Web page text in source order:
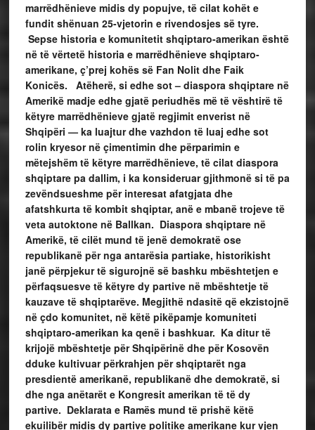
marrëdhënieve midis dy popujve, të cilat kohët e
fundit shënuan 25-vjetorin e rivendosjes së tyre.
Sepse historia e komunitetit shqiptaro-amerikan është
në të vërtetë historia e marrëdhënieve shqiptaro-
amerikane, ç’prej kohës së Fan Nolit dhe Faik
Konicës.
Atëherë, si edhe sot – diaspora shqiptare në
Amerikë madje edhe gjatë periudhës më të vështirë të
këtyre marrëdhënieve gjatë regjimit enverist në
Shqipëri — ka luajtur dhe vazhdon të luaj edhe sot
rolin kryesor në çimentimin dhe përparimin e
mëtejshëm të këtyre marrëdhënieve, të cilat diaspora
shqiptare pa dallim, i ka konsideruar gjithmonë si të pa
zevëndsueshme për interesat afatgjata dhe
afatshkurta të kombit shqiptar, anë e mbanë trojeve të
veta autoktone në Ballkan. Diaspora shqiptare në
Amerikë, të cilët mund të jenë demokratë ose
republikanë për nga antarësia partiake, historikisht
janë përpjekur të sigurojnë së bashku mbështetjen e
përfaqsuesve të këtyre dy partive në mbështetje të
kauzave të shqiptarëve. Megjithë ndasitë që ekzistojnë
në çdo komunitet, në këtë pikëpamje komuniteti
shqiptaro-amerikan ka qenë i bashkuar. Ka ditur të
krijojë mbështetje për Shqipërinë dhe për Kosovën
dduke kultivuar përkrahjen për shqiptarët nga
presdientë amerikanë, republikanë dhe demokratë, si
dhe nga anëtarët e Kongresit amerikan të të dy
partive. Deklarata e Ramës mund të prishë këtë
ekuilibër midis dy partive politike amerikane kur vjen